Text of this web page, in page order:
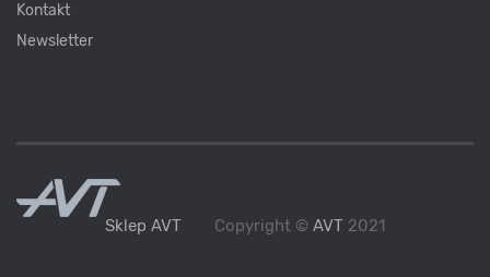
Kontakt
Newsletter
Sklep AVT Copyright © AVT 2021